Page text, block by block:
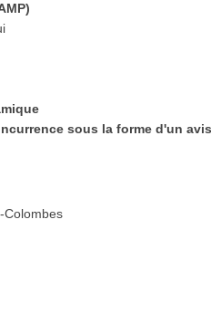
sous la forme d'un
Colombes